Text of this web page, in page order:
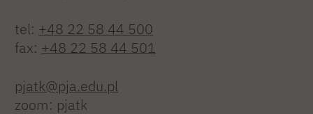
tel: +48 22 58 44 500
fax: +48 22 58 44 501
pjatk@pja.edu.pl
zoom: pjatk